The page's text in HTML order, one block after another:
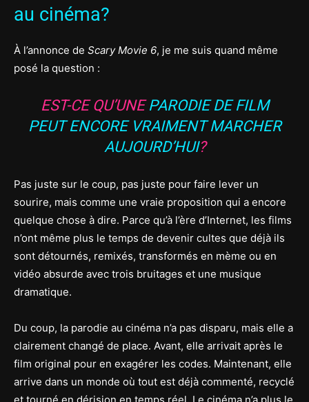
au cinéma?
À l’annonce de Scary Movie 6, je me suis quand même
posé la question :
EST-CE QU’UNEPARODIE DE FILM
PEUT ENCORE VRAIMENT MARCHER
AUJOURD’HUI?
Pas juste sur le coup, pas juste pour faire lever un
sourire, mais comme une vraie proposition qui a encore
quelque chose à dire. Parce qu’à l’ère d’Internet, les films
n’ont même plus le temps de devenir cultes que déjà ils
sont détournés, remixés, transformés en mème ou en
vidéo absurde avec trois bruitages et une musique
dramatique.
Du coup, la parodie au cinéma n’a pas disparu, mais elle a
clairement changé de place. Avant, elle arrivait après le
film original pour en exagérer les codes. Maintenant, elle
arrive dans un monde où tout est déjà commenté, recyclé